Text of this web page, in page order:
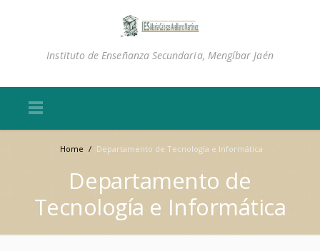
Instituto de Enseñanza Secundaria, Mengíbar Jaén
Home / Departamento de Tecnología e Informática
Departamento de
Tecnología e Informática